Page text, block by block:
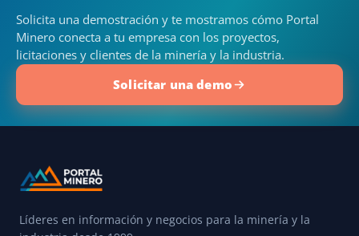
Solicita una demostración y te mostramos cómo Portal
Minero conecta a tu empresa con los proyectos,
licitaciones y clientes de la minería y la industria.
Solicitar una demo
Líderes en información y negocios para la minería y la